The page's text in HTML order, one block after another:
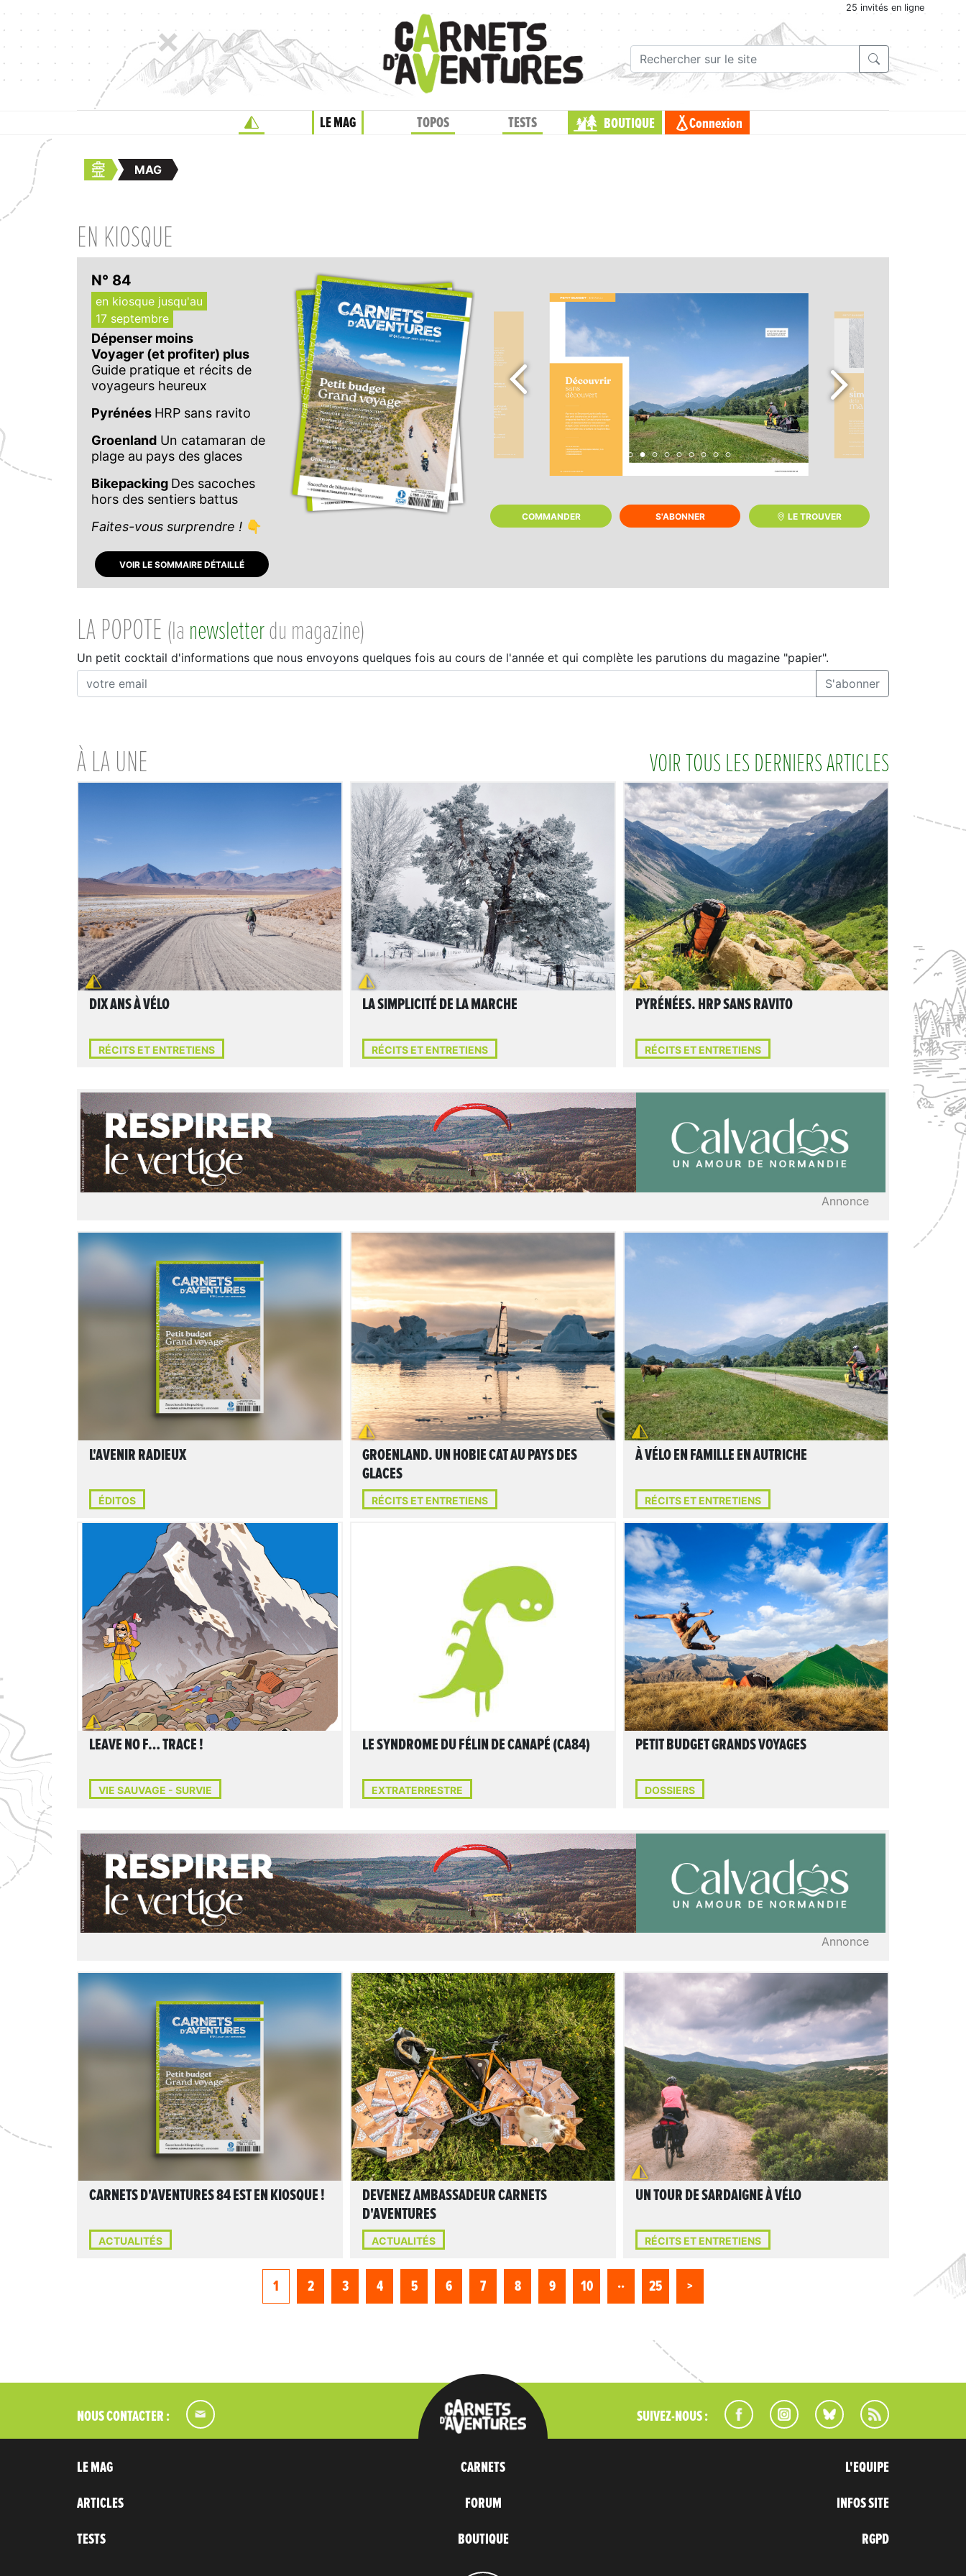
25 invités en ligne
LE MAG TOPOS TESTS BOUTIQUE Connexion
MAG
EN KIOSQUE
N° 84
en kiosque jusqu'au
17 septembre
Dépenser moins
Voyager (et profiter) plus
Guide pratique et récits de
voyageurs heureux
Pyrénées HRP sans ravito
Groenland Un catamaran de
plage au pays des glaces
Bikepacking Des sacoches
hors des sentiers battus
Faites-vous surprendre ! 👇
VOIR LE SOMMAIRE DÉTAILLÉ
chevron_left chevron_right
COMMANDER S'ABONNER LE TROUVER
LA POPOTE (la newsletterdu magazine)
Un petit cocktail d'informations que nous envoyons quelques fois au cours de l'année et qui complète les parutions du magazine "papier".
S'abonner
À LA UNE VOIR TOUS LES DERNIERS ARTICLES
LIRE L'ARTICLE
DIX ANS À VÉLO
RÉCITS ET ENTRETIENS
LIRE L'ARTICLE
LA SIMPLICITÉ DE LA MARCHE
RÉCITS ET ENTRETIENS
LIRE L'ARTICLE
PYRÉNÉES. HRP SANS RAVITO
RÉCITS ET ENTRETIENS
Annonce
LIRE L'ARTICLE
L'AVENIR RADIEUX
ÉDITOS
LIRE L'ARTICLE
GROENLAND. UN HOBIE CAT AU PAYS DES
GLACES
RÉCITS ET ENTRETIENS
LIRE L'ARTICLE
À VÉLO EN FAMILLE EN AUTRICHE
RÉCITS ET ENTRETIENS
LIRE L'ARTICLE
LEAVE NO F… TRACE !
VIE SAUVAGE - SURVIE
LIRE L'ARTICLE
LE SYNDROME DU FÉLIN DE CANAPÉ (CA84)
EXTRATERRESTRE
LIRE L'ARTICLE
PETIT BUDGET GRANDS VOYAGES
DOSSIERS
Annonce
LIRE L'ARTICLE
CARNETS D'AVENTURES 84 EST EN KIOSQUE !
ACTUALITÉS
LIRE L'ARTICLE
DEVENEZ AMBASSADEUR CARNETS
D'AVENTURES
ACTUALITÉS
LIRE L'ARTICLE
UN TOUR DE SARDAIGNE À VÉLO
RÉCITS ET ENTRETIENS
1 2 3 4 5 6 7 8 9 10 .. 25 >
NOUS CONTACTER : SUIVEZ-NOUS :
LE MAG
ARTICLES
TESTS
CARNETS
FORUM
BOUTIQUE
L'EQUIPE
INFOS SITE
RGPD